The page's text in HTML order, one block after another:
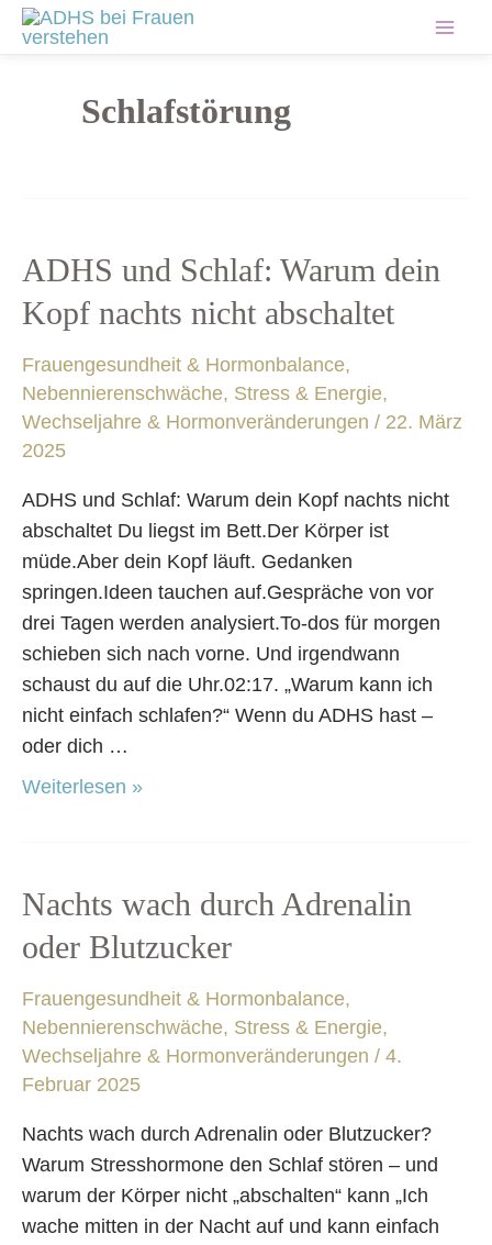
Zum
Inhalt
Schlafstörung
ADHS und Schlaf: Warum dein
Kopf nachts nicht abschaltet
Frauengesundheit & Hormonbalance,
Nebennierenschwäche, Stress & Energie,
Wechseljahre & Hormonveränderungen / 22. März
2025
ADHS und Schlaf: Warum dein Kopf nachts nicht
abschaltet Du liegst im Bett.Der Körper ist
müde.Aber dein Kopf läuft. Gedanken
springen.Ideen tauchen auf.Gespräche von vor
drei Tagen werden analysiert.To-dos für morgen
schieben sich nach vorne. Und irgendwann
schaust du auf die Uhr.02:17. „Warum kann ich
nicht einfach schlafen?“ Wenn du ADHS hast –
oder dich …
ADHS
Schlaf:
Warum
dein
Kopf
nachts
abschaltet
Weiterlesen »
Nachts wach durch Adrenalin
oder Blutzucker
Frauengesundheit & Hormonbalance,
Nebennierenschwäche, Stress & Energie,
Wechseljahre & Hormonveränderungen / 4.
Februar 2025
Nachts wach durch Adrenalin oder Blutzucker?
Warum Stresshormone den Schlaf stören – und
warum der Körper nicht „abschalten“ kann „Ich
wache mitten in der Nacht auf und kann einfach
Nachts
durch
Adrenalin
oder
Blutzucker